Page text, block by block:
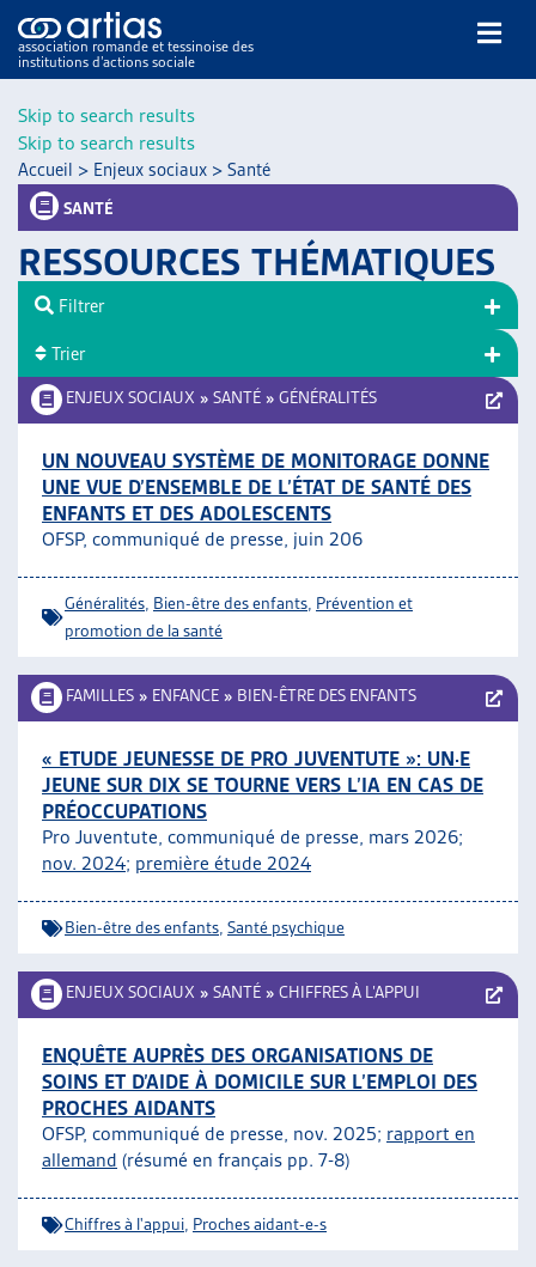
Skip to search results
Skip to search results
association romande et tessinoise des
institutions d’actions sociale
NOS PUBLICATIONS
DOSSIERS DU MOIS
VEILLE
RESSOURCES
THÉMATIQUES
GUIDE SOCIAL ROMAND
AUTRES
PROJETS ET ACTIVITÉS
Accueil > Enjeux sociaux > Santé
SANTÉ
RESSOURCES THÉMATIQUES
ENJEUX SOCIAUX » SANTÉ » GÉNÉRALITÉS
UN NOUVEAU SYSTÈME DE MONITORAGE DONNE
UNE VUE D’ENSEMBLE DE L’ÉTAT DE SANTÉ DES
ENFANTS ET DES ADOLESCENTS
OFSP, communiqué de presse, juin 206
Généralités Bien-être des enfants Prévention et
promotion de la santé
FAMILLES » ENFANCE » BIEN-ÊTRE DES ENFANTS
« ETUDE JEUNESSE DE PRO JUVENTUTE »: UN·E
JEUNE SUR DIX SE TOURNE VERS L’IA EN CAS DE
PRÉOCCUPATIONS
Pro Juventute, communiqué de presse, mars 2026;
nov. 2024; première étude 2024
Bien-être des enfants Santé psychique
ENJEUX SOCIAUX » SANTÉ » CHIFFRES À L’APPUI
ENQUÊTE AUPRÈS DES ORGANISATIONS DE
SOINS ET D’AIDE À DOMICILE SUR L’EMPLOI DES
PROCHES AIDANTS
OFSP, communiqué de presse, nov. 2025; rapport en
allemand (résumé en français pp. 7-8)
Chiffres à l'appui Proches aidant-e-s
Filtrer
Trier